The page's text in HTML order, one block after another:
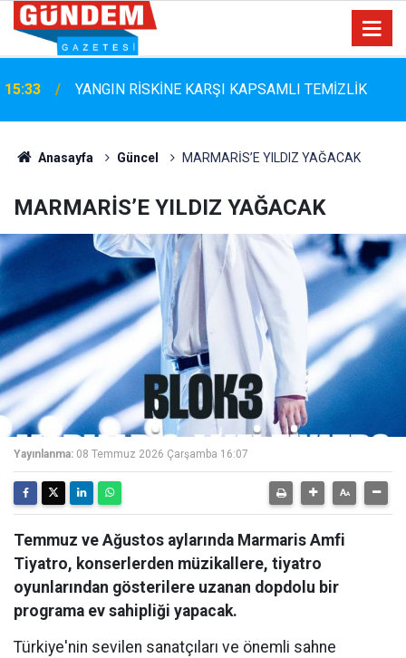
15:06
Marmaris Belediyespor'da Altyapıya Güçlü Takviye:
Mustafa Çolakoğlu ile Sözleşme İmzalandı
Anasayfa Güncel MARMARİS’E YILDIZ YAĞACAK
MARMARİS’E YILDIZ YAĞACAK
Yayınlanma: 08 Temmuz 2026 Çarşamba 16:07
Temmuz ve Ağustos aylarında Marmaris Amfi
Tiyatro, konserlerden müzikallere, tiyatro
oyunlarından gösterilere uzanan dopdolu bir
programa ev sahipliği yapacak.
Türkiye'nin sevilen sanatçıları ve önemli sahne